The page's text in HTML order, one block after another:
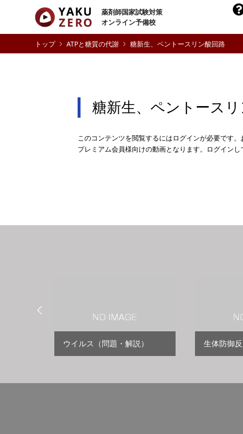
薬剤師国家試験対策
オンライン予備校
ATPと糖質の代謝
糖新生、ペントースリン酸回路
糖新生、ペントース
このコンテンツを閲覧するにはログインが必要です。
プレミアム会員様向けの動画となります。ログインし

ウイルス（問題・解説） 生体防御